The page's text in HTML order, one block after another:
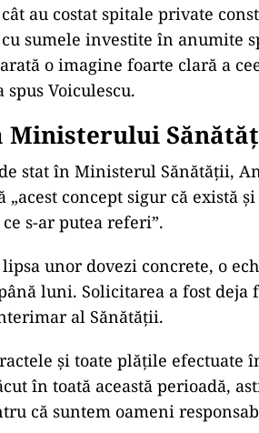
au costat spitale private
sumele investite în anumite
o imagine foarte clară a
spus Voiculescu.
Ministerului
stat în Ministerul Sănătății,
„acest concept sigur că există
s-ar putea referi”.
unor dovezi concrete, o
luni. Solicitarea a fost
al Sănătății.
și toate plățile
în toată această perioadă,
că suntem oameni